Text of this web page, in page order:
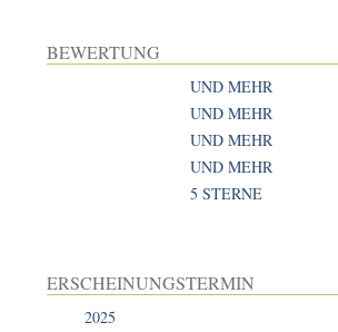
BEWERTUNG
UND MEHR
UND MEHR
UND MEHR
UND MEHR
5 STERNE
ERSCHEINUNGSTERMIN
2025